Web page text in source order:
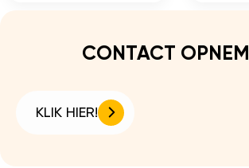
CONTACT
KLIK HIER!